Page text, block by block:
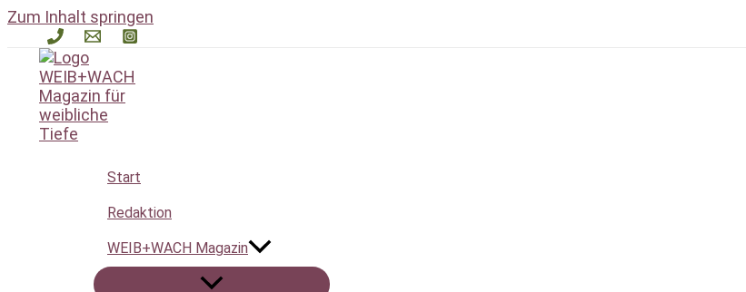
Zum Inhalt springen
Start
Redaktion
WEIB+WACH Magazin
Weltfrauentag Aktion